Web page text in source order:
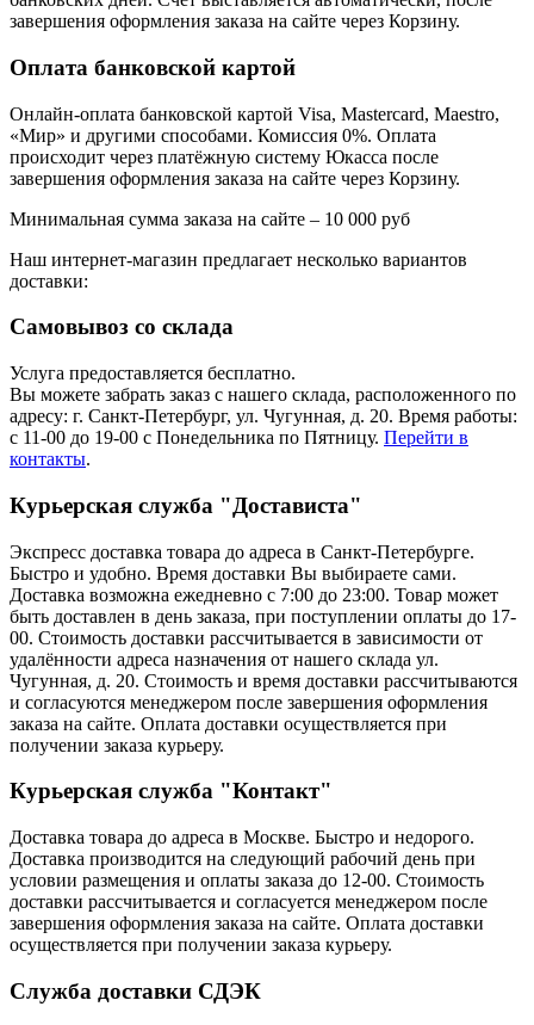
завершения оформления заказа на сайте через Корзину.
Оплата банковской картой
Онлайн-оплата банковской картой Visa, Mastercard, Maestro,
«Мир» и другими способами. Комиссия 0%. Оплата
происходит через платёжную систему Юкасса после
завершения оформления заказа на сайте через Корзину.
Минимальная сумма заказа на сайте – 10 000 руб
Наш интернет-магазин предлагает несколько вариантов
доставки:
Самовывоз со склада
Услуга предоставляется бесплатно.
Вы можете забрать заказ с нашего склада, расположенного по
адресу: г. Санкт-Петербург, ул. Чугунная, д. 20. Время работы:
с 11-00 до 19-00 с Понедельника по Пятницу. Перейти в
контакты.
Курьерская служба "Достависта"
Экспресс доставка товара до адреса в Санкт-Петербурге.
Быстро и удобно. Время доставки Вы выбираете сами.
Доставка возможна ежедневно с 7:00 до 23:00. Товар может
быть доставлен в день заказа, при поступлении оплаты до 17-
00. Стоимость доставки рассчитывается в зависимости от
удалённости адреса назначения от нашего склада ул.
Чугунная, д. 20. Стоимость и время доставки рассчитываются
и согласуются менеджером после завершения оформления
заказа на сайте. Оплата доставки осуществляется при
получении заказа курьеру.
Курьерская служба "Контакт"
Доставка товара до адреса в Москве. Быстро и недорого.
Доставка производится на следующий рабочий день при
условии размещения и оплаты заказа до 12-00. Стоимость
доставки рассчитывается и согласуется менеджером после
завершения оформления заказа на сайте. Оплата доставки
осуществляется при получении заказа курьеру.
Служба доставки СДЭК